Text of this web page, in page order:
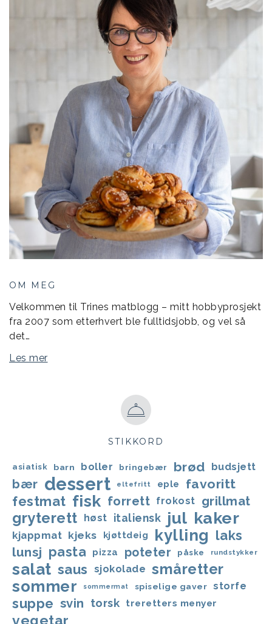
OM MEG
Velkommen til Trines matblogg – mitt hobbyprosjekt
fra 2007 som etterhvert ble fulltidsjobb, og vel så
det…
Les mer
STIKKORD
asiatisk barn boller bringebær brød budsjett
bær dessert eltefritt eple favoritt
festmat fisk forrett frokost grillmat
gryterett høst italiensk jul kaker
kjappmat kjeks kjøttdeig kylling laks
lunsj pasta pizza poteter påske rundstykker
salat saus sjokolade småretter
sommer sommermat spiselige gaver storfe
suppe svin torsk treretters menyer
vegetar